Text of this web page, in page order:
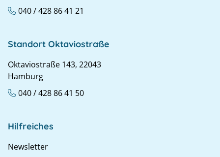
040 / 428 86 41 21
Standort Oktaviostraße
Oktaviostraße 143, 22043
Hamburg
040 / 428 86 41 50
Hilfreiches
Newsletter